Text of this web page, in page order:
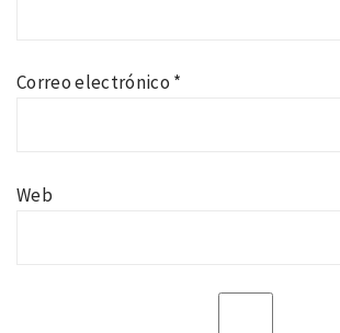
Correo electrónico *
Web